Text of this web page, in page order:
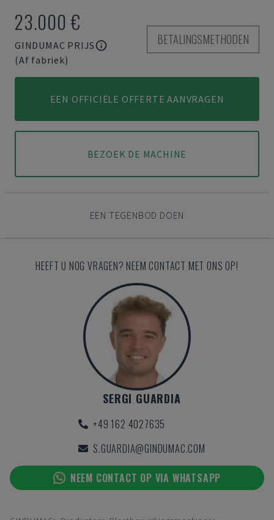
23.000 €
GINDUMAC PRIJS
(Af fabriek)
BETALINGSMETHODEN
EEN OFFICIËLE OFFERTE AANVRAGEN
BEZOEK DE MACHINE
EEN TEGENBOD DOEN
HEEFT U NOG VRAGEN? NEEM CONTACT MET ONS OP!
SERGI GUARDIA
+49 162 4027635
S.GUARDIA@GINDUMAC.COM
NEEM CONTACT OP VIA WHATSAPP